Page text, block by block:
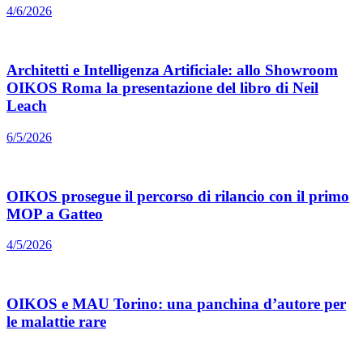
4/6/2026
Architetti e Intelligenza Artificiale: allo Showroom
OIKOS Roma la presentazione del libro di Neil
Leach
6/5/2026
OIKOS prosegue il percorso di rilancio con il primo
MOP a Gatteo
4/5/2026
OIKOS e MAU Torino: una panchina d’autore per
le malattie rare